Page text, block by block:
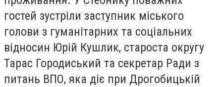
гостей зустріли заступник міського
голови з гуманітарних та соціальних
відносин Юрій Кушлик, староста округу
Тарас Городиський та секретар Ради з
питань ВПО, яка діє при Дрогобицькій